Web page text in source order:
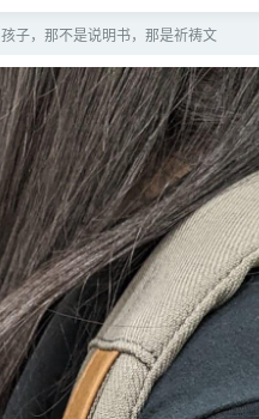
孩子，那不是说明书，那是祈祷文